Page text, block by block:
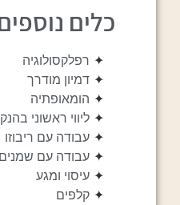
כלים
✦ רפלקסולוגיה
✦ דמיון מודרך
✦ הומאופתיה
✦ ליווי ראשוני
✦ עבודה עם ריבוזו
✦ עבודה עם
✦ עיסוי ומגע
✦ קלפים